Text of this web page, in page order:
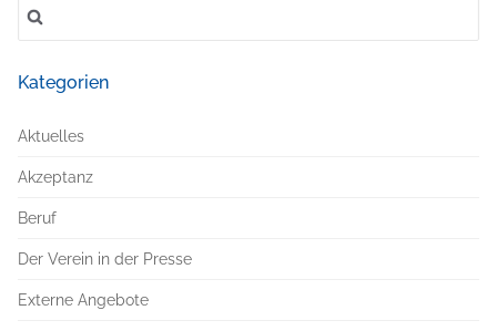
nach:
Kategorien
Aktuelles
Akzeptanz
Beruf
Der Verein in der Presse
Externe Angebote